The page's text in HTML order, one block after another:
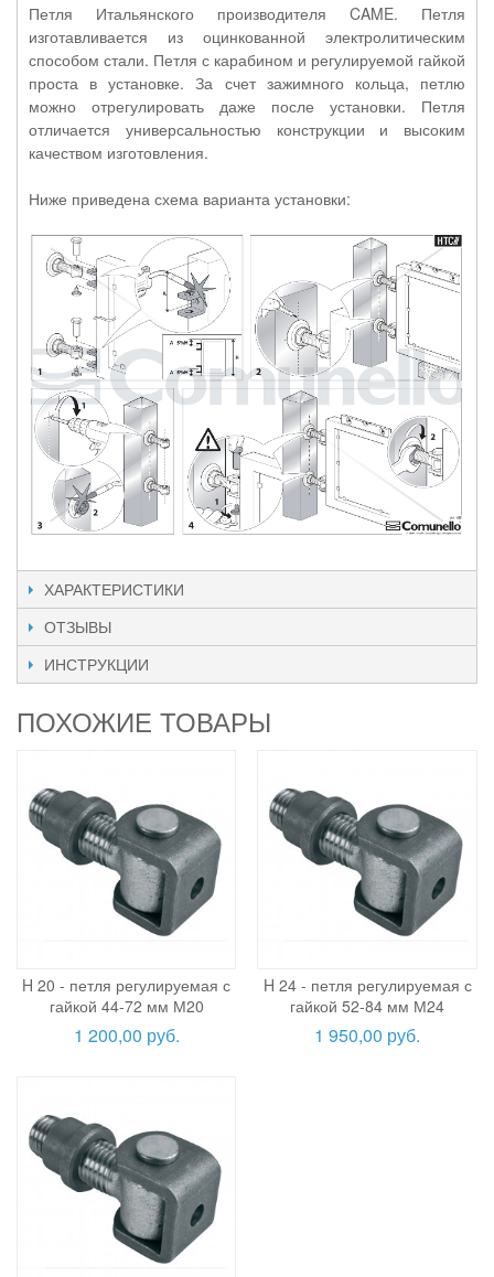
Петля Итальянского производителя CAME. Петля
изготавливается из оцинкованной электролитическим
способом стали. Петля с карабином и регулируемой гайкой
проста в установке. За счет зажимного кольца, петлю
можно отрегулировать даже после установки. Петля
отличается универсальностью конструкции и высоким
качеством изготовления.
Ниже приведена схема варианта установки:
ХАРАКТЕРИСТИКИ
ОТЗЫВЫ
ИНСТРУКЦИИ
ПОХОЖИЕ ТОВАРЫ
H 20 - петля регулируемая с
гайкой 44-72 мм М20
1 200,00 руб.
H 24 - петля регулируемая с
гайкой 52-84 мм М24
1 950,00 руб.